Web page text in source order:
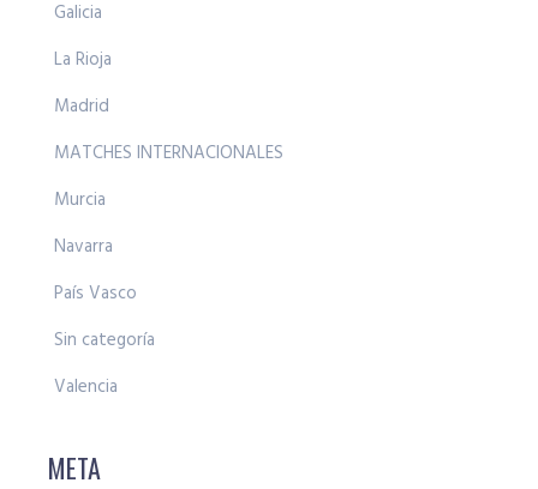
Galicia
La Rioja
Madrid
MATCHES INTERNACIONALES
Murcia
Navarra
País Vasco
Sin categoría
Valencia
META